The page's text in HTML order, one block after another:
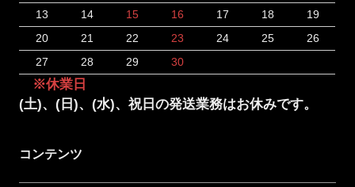
13
14 15 16 17 18
19
20
21 22 23 24 25
26
27
28 29 30
※休業日
(土)、(日)、(水)、祝日の発送業務はお休みです。
コンテンツ